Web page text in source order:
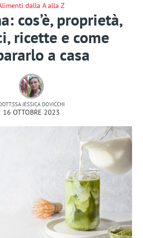
dalla A alla Z
cos’è, proprietà,
ricette e come
a casa
JESSICA DOVICCHI
16 OTTOBRE 2023